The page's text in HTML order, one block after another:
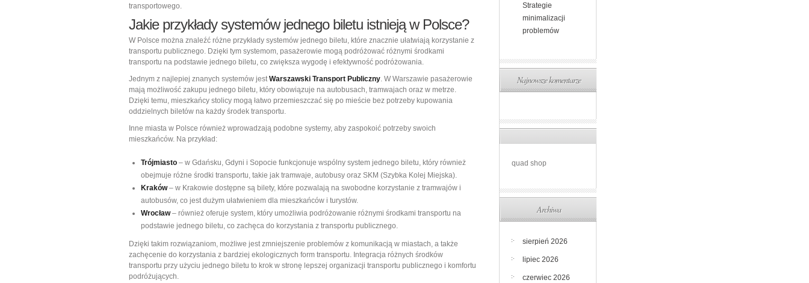
transportowego.
Jakie przykłady systemów jednego biletu istnieją w Polsce?
W Polsce można znaleźć różne przykłady systemów jednego biletu, które znacznie ułatwiają korzystanie z
transportu publicznego. Dzięki tym systemom, pasażerowie mogą podróżować różnymi środkami
transportu na podstawie jednego biletu, co zwiększa wygodę i efektywność podróżowania.
Jednym z najlepiej znanych systemów jestWarszawski Transport Publiczny. W Warszawie pasażerowie
mają możliwość zakupu jednego biletu, który obowiązuje na autobusach, tramwajach oraz w metrze.
Dzięki temu, mieszkańcy stolicy mogą łatwo przemieszczać się po mieście bez potrzeby kupowania
oddzielnych biletów na każdy środek transportu.
Inne miasta w Polsce również wprowadzają podobne systemy, aby zaspokoić potrzeby swoich
mieszkańców. Na przykład:
Trójmiasto – w Gdańsku, Gdyni i Sopocie funkcjonuje wspólny system jednego biletu, który również
obejmuje różne środki transportu, takie jak tramwaje, autobusy oraz SKM (Szybka Kolej Miejska).
Kraków– w Krakowie dostępne są bilety, które pozwalają na swobodne korzystanie z tramwajów i
autobusów, co jest dużym ułatwieniem dla mieszkańców i turystów.
Wrocław– również oferuje system, który umożliwia podróżowanie różnymi środkami transportu na
podstawie jednego biletu, co zachęca do korzystania z transportu publicznego.
Dzięki takim rozwiązaniom, możliwe jest zmniejszenie problemów z komunikacją w miastach, a także
zachęcenie do korzystania z bardziej ekologicznych form transportu. Integracja różnych środków
transportu przy użyciu jednego biletu to krok w stronę lepszej organizacji transportu publicznego i komfortu
podróżujących.
Strategie
minimalizacji
problemów
Najnowsze komentarze
quad shop
Archiwa
sierpień 2026
lipiec 2026
czerwiec 2026